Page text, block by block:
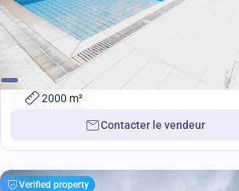
4 000 000
2000m2 Propriétés à Kissonerga, Paphos,
2000 m²
Contacter le vendeur
Verified property